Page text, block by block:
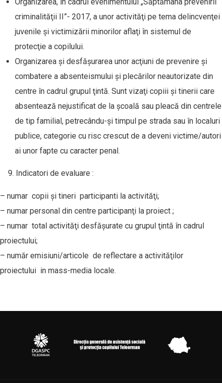
criminalităţii II”- 2017, a unor activităţi pe tema delincvenţei
juvenile şi victimizării minorilor aflaţi în sistemul de
protecţie a copilului.
Organizarea şi desfăşurarea unor acţiuni de prevenire şi
combatere a absenteismului şi plecărilor neautorizate din
centre în cadrul grupul ţintă. Sunt vizaţi copiii şi tinerii care
absentează nejustificat de la şcoală sau pleacă din centrele
de tip familial, petrecându-şi timpul pe strada sau în localuri
publice, categorie cu risc crescut de a deveni victime/autori
ai unor fapte cu caracter penal.
Indicatori de evaluare :
– numar copii şi tineri participanti la activităţi;
– numar personal din centre participanţi la proiect ;
– numar total activităţi desfăşurate cu grupul ţintă în cadrul
proiectului;
– număr emisiuni/articole de reflectare a activităţilor
proiectului in mass-media locale.